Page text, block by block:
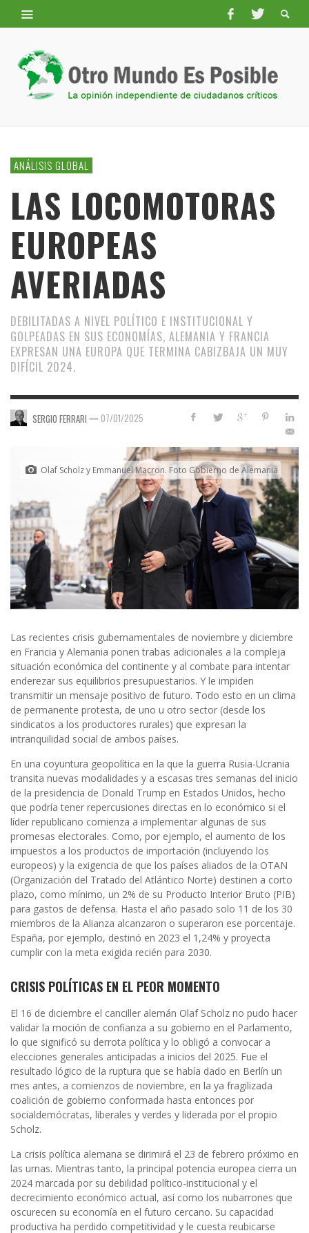
ANÁLISIS GLOBAL
LAS LOCOMOTORAS
EUROPEAS
AVERIADAS
DEBILITADAS A NIVEL POLÍTICO E INSTITUCIONAL Y
GOLPEADAS EN SUS ECONOMÍAS, ALEMANIA Y FRANCIA
EXPRESAN UNA EUROPA QUE TERMINA CABIZBAJA UN MUY
DIFÍCIL 2024.
SERGIO FERRARI — 07/01/2025
Olaf Scholz y Emmanuel Macron. Foto Gobierno de Alemania
Las recientes crisis gubernamentales de noviembre y diciembre
en Francia y Alemania ponen trabas adicionales a la compleja
situación económica del continente y al combate para intentar
enderezar sus equilibrios presupuestarios. Y le impiden
transmitir un mensaje positivo de futuro. Todo esto en un clima
de permanente protesta, de uno u otro sector (desde los
sindicatos a los productores rurales) que expresan la
intranquilidad social de ambos países.
En una coyuntura geopolítica en la que la guerra Rusia-Ucrania
transita nuevas modalidades y a escasas tres semanas del inicio
de la presidencia de Donald Trump en Estados Unidos, hecho
que podría tener repercusiones directas en lo económico si el
líder republicano comienza a implementar algunas de sus
promesas electorales. Como, por ejemplo, el aumento de los
impuestos a los productos de importación (incluyendo los
europeos) y la exigencia de que los países aliados de la OTAN
(Organización del Tratado del Atlántico Norte) destinen a corto
plazo, como mínimo, un 2% de su Producto Interior Bruto (PIB)
para gastos de defensa. Hasta el año pasado solo 11 de los 30
miembros de la Alianza alcanzaron o superaron ese porcentaje.
España, por ejemplo, destinó en 2023 el 1,24% y proyecta
cumplir con la meta exigida recién para 2030.
CRISIS POLÍTICAS EN EL PEOR MOMENTO
El 16 de diciembre el canciller alemán Olaf Scholz no pudo hacer
validar la moción de confianza a su gobierno en el Parlamento,
lo que significó su derrota política y lo obligó a convocar a
elecciones generales anticipadas a inicios del 2025. Fue el
resultado lógico de la ruptura que se había dado en Berlín un
mes antes, a comienzos de noviembre, en la ya fragilizada
coalición de gobierno conformada hasta entonces por
socialdemócratas, liberales y verdes y liderada por el propio
Scholz.
La crisis política alemana se dirimirá el 23 de febrero próximo en
las urnas. Mientras tanto, la principal potencia europea cierra un
2024 marcada por su debilidad político-institucional y el
decrecimiento económico actual, así como los nubarrones que
oscurecen su economía en el futuro cercano. Su capacidad
productiva ha perdido competitividad y le cuesta reubicarse